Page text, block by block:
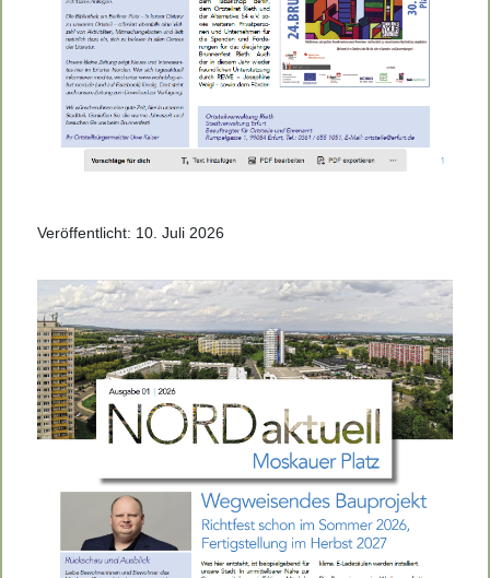
Veröffentlicht: 10. Juli 2026